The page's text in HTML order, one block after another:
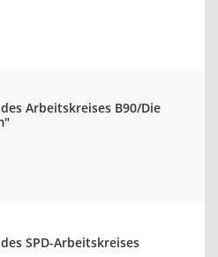
Arbeitskreises B90/Die
SPD-Arbeitskreises